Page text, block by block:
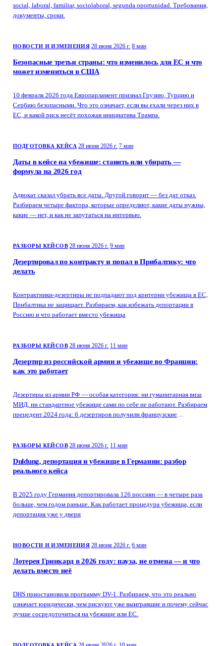
social, laboral, familiar, sociolaboral, segunda oportunidad. Требования,
документы, сроки.
НОВОСТИ И ИЗМЕНЕНИЯ 28 июня 2026 г. 8 мин
Безопасные третьи страны: что изменилось для ЕС и что
может измениться в США
10 февраля 2026 года Европарламент признал Грузию, Турцию и
Сербию безопасными. Что это означает, если вы ехали через них в
ЕС, и какой риск несёт похожая инициатива Трампа.
ПОДГОТОВКА КЕЙСА 28 июня 2026 г. 7 мин
Даты в кейсе на убежище: ставить или убирать —
формула на 2026 год
Адвокат сказал убрать все даты. Другой говорит — без дат отказ.
Разбираем четыре фактора, которые определяют, какие даты нужны,
какие — нет, и как не запутаться на интервью.
РАЗБОРЫ КЕЙСОВ 28 июня 2026 г. 9 мин
Дезертировал по контракту и попал в Прибалтику: что
делать
Контрактники-дезертиры не подпадают под критерии убежища в ЕС,
Прибалтика не защищает. Разбираем, как избежать депортации в
Россию и что работает вместо убежища
РАЗБОРЫ КЕЙСОВ 28 июня 2026 г. 11 мин
Дезертир из российской армии и убежище во Франции:
как это работает
Дезертиры из армии РФ — особая категория: ни гуманитарная виза
МИД, ни стандартное убежище сами по себе не работают. Разбираем
прецедент 2024 года: 6 дезертиров получили французские
РАЗБОРЫ КЕЙСОВ 28 июня 2026 г. 11 мин
Duldung, депортация и убежище в Германии: разбор
реального кейса
В 2025 году Германия депортировала 126 россиян — в четыре раза
больше, чем годом раньше. Как работает процедура убежища, если
депортация уже у двери
НОВОСТИ И ИЗМЕНЕНИЯ 28 июня 2026 г. 6 мин
Лотерея Гринкард в 2026 году: пауза, не отмена — и что
делать вместо неё
DHS приостановила программу DV-1. Разбираем, что это реально
означает юридически, чем рискуют уже выигравшие и почему сейчас
лучше сосредоточиться на убежище или ЕС.